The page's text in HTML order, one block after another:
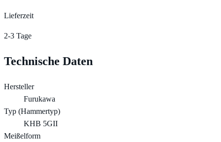
Lieferzeit
2-3 Tage
Technische Daten
Hersteller
Furukawa
Typ (Hammertyp)
KHB 5GII
Meißelform